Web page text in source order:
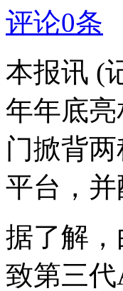
评论0条
本报讯 (
年年底
门掀背两
平台，
据了解，
致第三